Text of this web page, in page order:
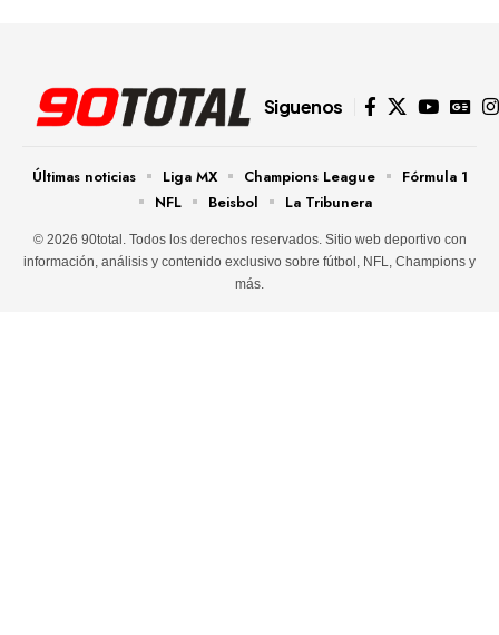
Siguenos
© 2026 90total. Todos los derechos reservados. Sitio web deportivo con
información, análisis y contenido exclusivo sobre fútbol, NFL, Champions y
más.
Últimas noticias Liga MX Champions League
Fórmula 1
NFL
Beisbol La Tribunera